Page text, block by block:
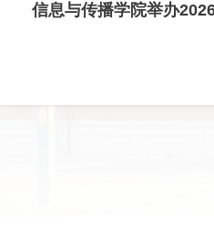
我院师生出席2026年中